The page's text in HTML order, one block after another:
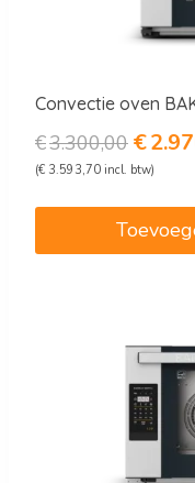
Convectie oven
€3.300,00
prijs
was:
€
(€ 3.593,70 incl. btw)